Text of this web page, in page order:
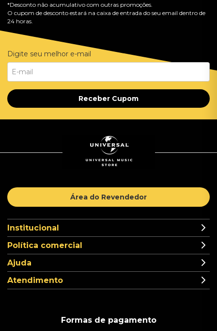
*Desconto não acumulativo com outras promoções.
O cupom de desconto estará na caixa de entrada do seu email dentro de
24 horas.
Digite seu melhor e-mail
Receber Cupom
Área do Revendedor
Institucional
Política comercial
Ajuda
Atendimento
Formas de pagamento